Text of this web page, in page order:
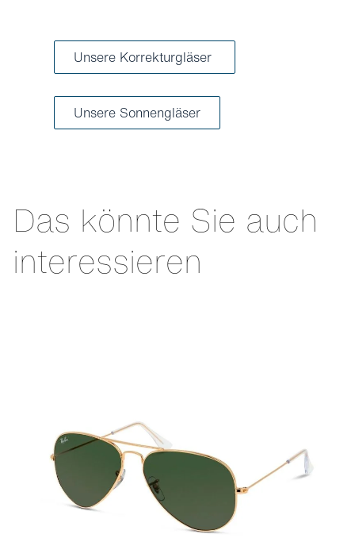
Unsere Korrekturgläser
Unsere Sonnengläser
Das könnte Sie auch
interessieren